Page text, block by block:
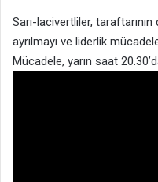
Sarı-lacivertliler,
ayrılmayı ve liderlik
Mücadele, yarın saat